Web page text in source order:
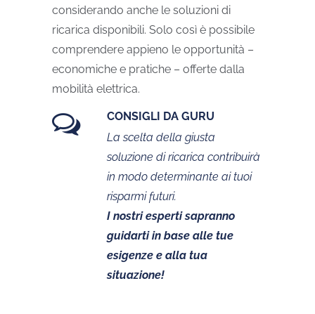
considerando anche le soluzioni di
ricarica disponibili. Solo così è possibile
comprendere appieno le opportunità –
economiche e pratiche – offerte dalla
mobilità elettrica.
CONSIGLI DA GURU
La scelta della giusta
soluzione di ricarica contribuirà
in modo determinante ai tuoi
risparmi futuri.
I nostri esperti sapranno
guidarti in base alle tue
esigenze e alla tua
situazione!